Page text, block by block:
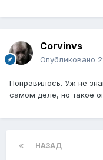
Corvinvs
Опубликовано
Понравилось. Уж не
самом деле, но такое
НАЗАД